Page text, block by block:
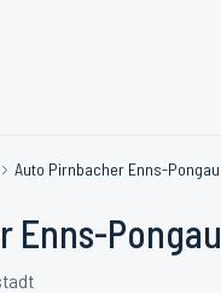
Auto Pirnbacher Enns-Pongau
Enns-Pongau